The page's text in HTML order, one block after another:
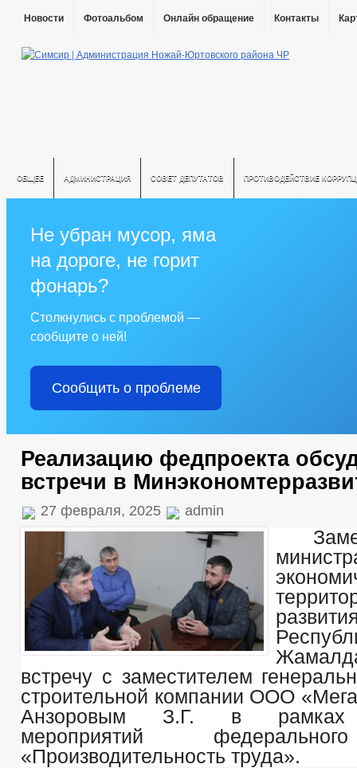
Новости Фотоальбом Онлайн обращение Контакты
ОБЩЕЕ АДМИНИСТРАЦИЯ СОВЕТ ДЕПУТАТОВ ПРОТИВОДЕЙСТВИЕ
Не убран мусор, яма
на дороге, не горит
фонарь?
Столкнулись с проблемой —
сообщите о ней!
Сообщить о проблеме
Реализацию федпроекта
встречи в
27 февраля, 2025 admin
встречу с заместителем
строительной компании ООО
Анзоровым З.Г. в рамках
мероприятий
«Производительность труда».